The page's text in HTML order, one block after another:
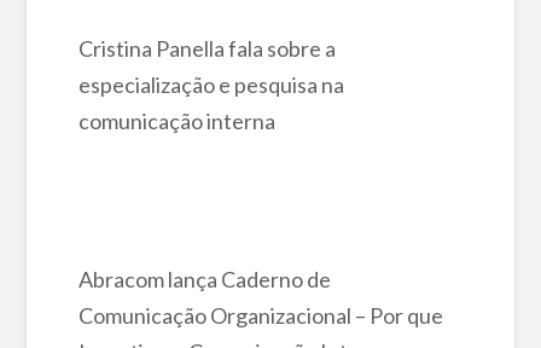
Cristina Panella fala sobre a
especialização e pesquisa na
comunicação interna
Abracom lança Caderno de
Comunicação Organizacional – Por que